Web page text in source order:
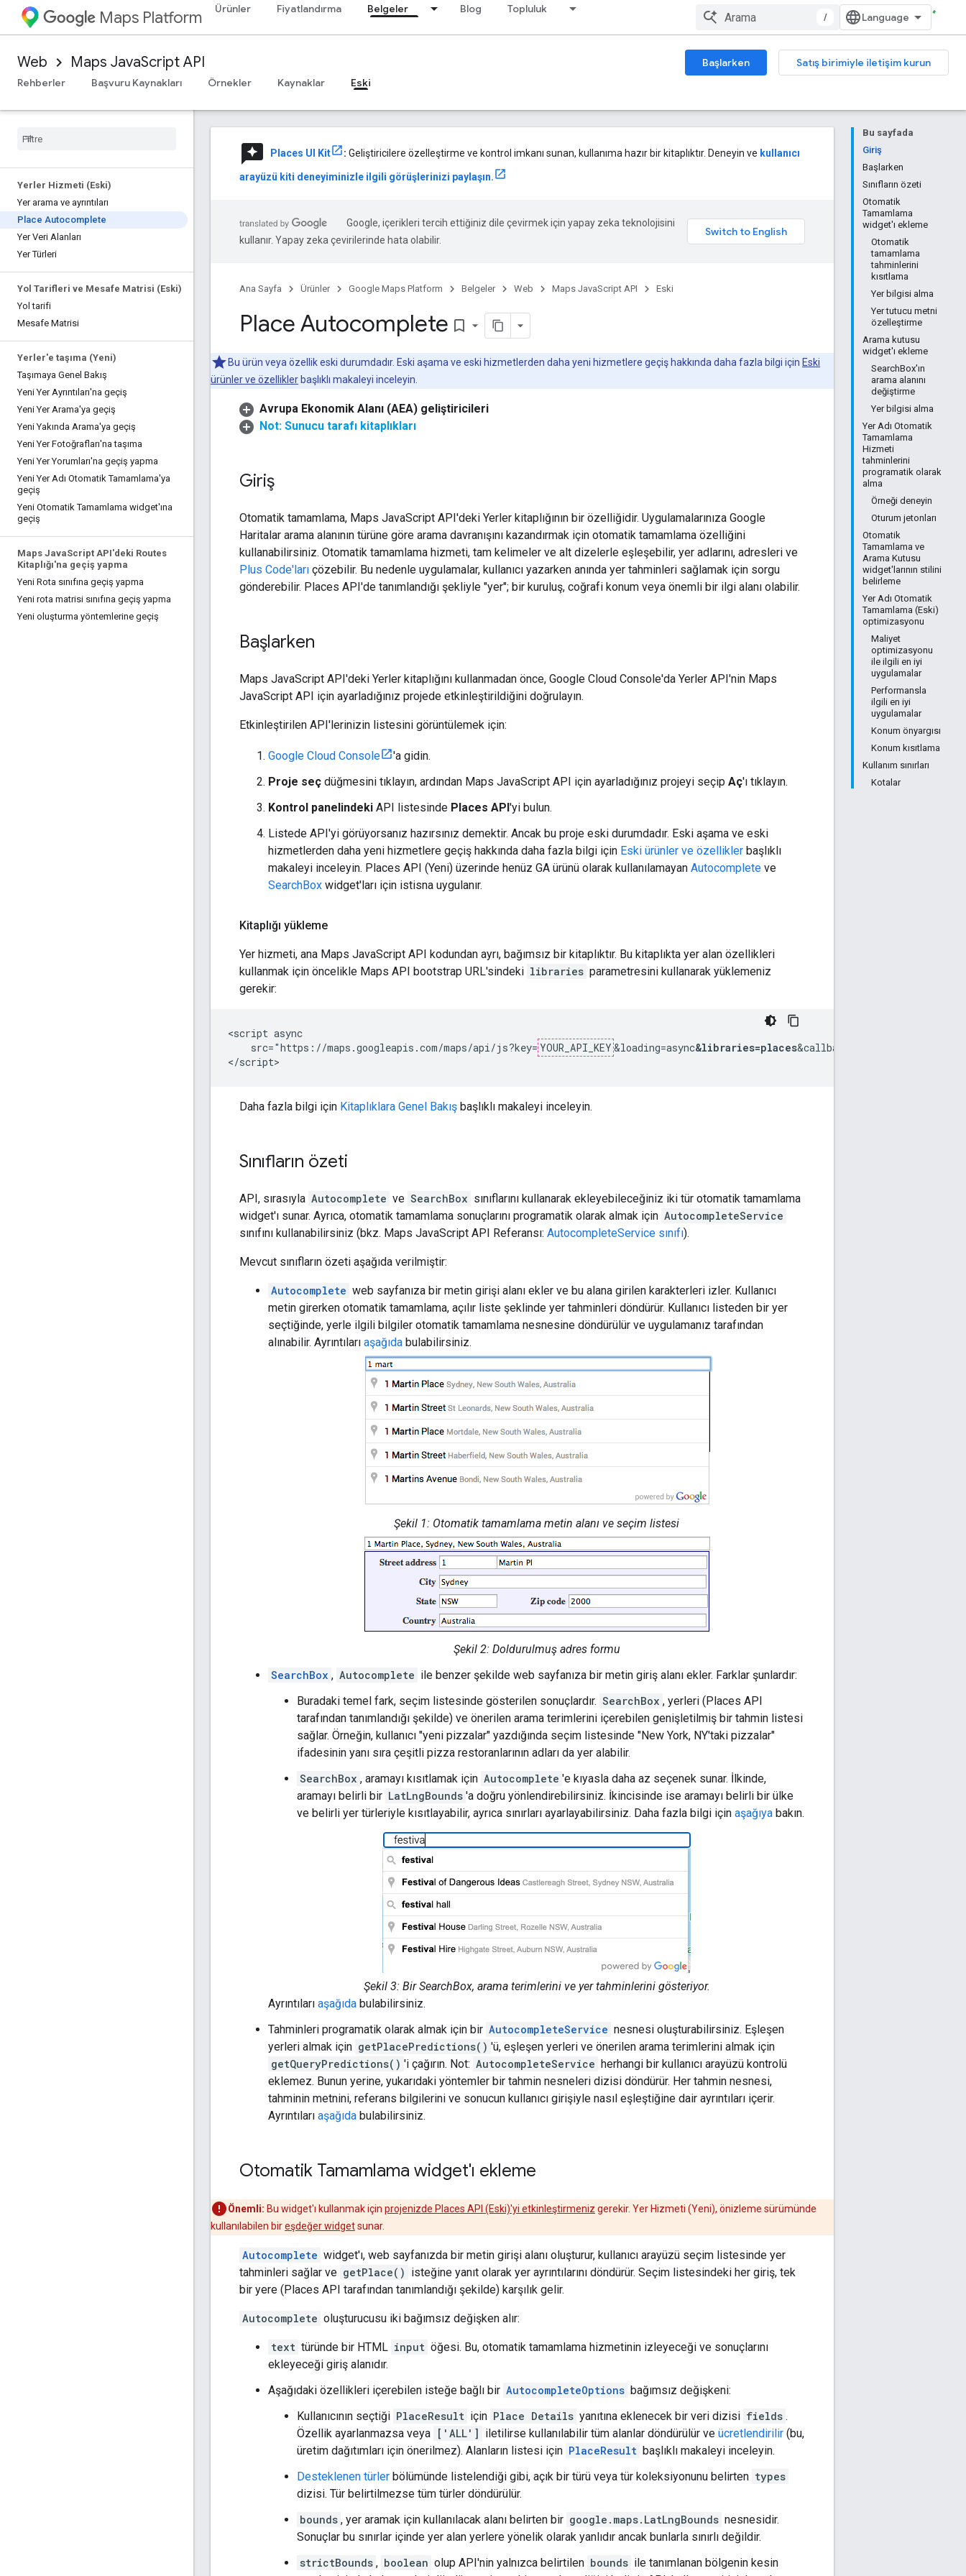
Maps Platform Ürünler Fiyatlandırma Belgeler Blog Topluluk
/
Web Maps JavaScript API Başlarken
Satış birimiyle iletişim kurun
Rehberler
Başvuru Kaynakları Örnekler Kaynaklar Eski
Yerler Hizmeti (Eski)
Yer arama ve ayrıntıları
Place Autocomplete
Yer Veri Alanları
Yer Türleri
Yol Tarifleri ve Mesafe Matrisi (Eski)
Yol tarifi
Mesafe Matrisi
Yerler'e taşıma (Yeni)
Taşımaya Genel Bakış
Yeni Yer Ayrıntıları'na geçiş
Yeni Yer Arama'ya geçiş
Yeni Yakında Arama'ya geçiş
Yeni Yer Fotoğrafları'na taşıma
Yeni Yer Yorumları'na geçiş yapma
Yeni Yer Adı Otomatik Tamamlama'ya
geçiş
Yeni Otomatik Tamamlama widget'ına
geçiş
Maps JavaScript API'deki Routes
Kitaplığı'na geçiş yapma
Yeni Rota sınıfına geçiş yapma
Yeni rota matrisi sınıfına geçiş yapma
Yeni oluşturma yöntemlerine geçiş
Bu sayfada
Giriş
Başlarken
Sınıfların özeti
Otomatik
Tamamlama
widget'ı ekleme
Otomatik
tamamlama
tahminlerini
kısıtlama
Yer bilgisi alma
Yer tutucu metni
özelleştirme
Arama kutusu
widget'ı ekleme
SearchBox'ın
arama alanını
değiştirme
Yer bilgisi alma
Yer Adı Otomatik
Tamamlama
Hizmeti
tahminlerini
programatik olarak
alma
Örneği deneyin
Oturum jetonları
Otomatik
Tamamlama ve
Arama Kutusu
widget'larının stilini
belirleme
Yer Adı Otomatik
Tamamlama (Eski)
optimizasyonu
Maliyet
optimizasyonu
ile ilgili en iyi
uygulamalar
Performansla
ilgili en iyi
uygulamalar
Konum önyargısı
Konum kısıtlama
Kullanım sınırları
Kotalar
reviews Places UI Kit : Geliştiricilere özelleştirme ve kontrol imkanı sunan, kullanıma hazır bir kitaplıktır. Deneyin ve kullanıcı
arayüzü kiti deneyiminizle ilgili görüşlerinizi paylaşın.
Google, içerikleri tercih ettiğiniz dile çevirmek için yapay zeka teknolojisini
kullanır. Yapay zeka çevirilerinde hata olabilir.
Ana Sayfa Ürünler Google Maps Platform Belgeler Web Maps JavaScript API Eski
Place Autocomplete bookmark_border
Bu ürün veya özellik eski durumdadır. Eski aşama ve eski hizmetlerden daha yeni hizmetlere geçiş hakkında daha fazla bilgi için Eski
ürünler ve özellikler başlıklı makaleyi inceleyin.
Avrupa Ekonomik Alanı (AEA) geliştiricileri
Not: Sunucu tarafı kitaplıkları
Giriş
Otomatik tamamlama, Maps JavaScript API'deki Yerler kitaplığının bir özelliğidir. Uygulamalarınıza Google
Haritalar arama alanının türüne göre arama davranışını kazandırmak için otomatik tamamlama özelliğini
kullanabilirsiniz. Otomatik tamamlama hizmeti, tam kelimeler ve alt dizelerle eşleşebilir, yer adlarını, adresleri ve
Plus Code'ları çözebilir. Bu nedenle uygulamalar, kullanıcı yazarken anında yer tahminleri sağlamak için sorgu
gönderebilir. Places API'de tanımlandığı şekliyle "yer"; bir kuruluş, coğrafi konum veya önemli bir ilgi alanı olabilir.
Başlarken
Maps JavaScript API'deki Yerler kitaplığını kullanmadan önce, Google Cloud Console'da Yerler API'nin Maps
JavaScript API için ayarladığınız projede etkinleştirildiğini doğrulayın.
Etkinleştirilen API'lerinizin listesini görüntülemek için:
Google Cloud Console
'a gidin.
Proje seç düğmesini tıklayın, ardından Maps JavaScript API için ayarladığınız projeyi seçip Aç'ı tıklayın.
Kontrol panelindeki API listesinde Places API'yi bulun.
Listede API'yi görüyorsanız hazırsınız demektir. Ancak bu proje eski durumdadır. Eski aşama ve eski
hizmetlerden daha yeni hizmetlere geçiş hakkında daha fazla bilgi için Eski ürünler ve özellikler başlıklı
makaleyi inceleyin. Places API (Yeni) üzerinde henüz GA ürünü olarak kullanılamayan Autocomplete ve
SearchBox widget'ları için istisna uygulanır.
Kitaplığı yükleme
Yer hizmeti, ana Maps JavaScript API kodundan ayrı, bağımsız bir kitaplıktır. Bu kitaplıkta yer alan özellikleri
kullanmak için öncelikle Maps API bootstrap URL'sindeki libraries parametresini kullanarak yüklemeniz
gerekir:
<script async
    src="https://maps.googleapis.com/maps/api/js?key=
YOUR_API_KEY &loading=async&libraries=places&callback=initMap">
</script>
Daha fazla bilgi için Kitaplıklara Genel Bakış başlıklı makaleyi inceleyin.
Sınıfların özeti
API, sırasıyla Autocomplete ve SearchBox sınıflarını kullanarak ekleyebileceğiniz iki tür otomatik tamamlama
widget'ı sunar. Ayrıca, otomatik tamamlama sonuçlarını programatik olarak almak için AutocompleteService
sınıfını kullanabilirsiniz (bkz. Maps JavaScript API Referansı: AutocompleteService sınıfı).
Mevcut sınıfların özeti aşağıda verilmiştir:
Autocomplete web sayfanıza bir metin girişi alanı ekler ve bu alana girilen karakterleri izler. Kullanıcı
metin girerken otomatik tamamlama, açılır liste şeklinde yer tahminleri döndürür. Kullanıcı listeden bir yer
seçtiğinde, yerle ilgili bilgiler otomatik tamamlama nesnesine döndürülür ve uygulamanız tarafından
alınabilir. Ayrıntıları aşağıda bulabilirsiniz.
Şekil 1: Otomatik tamamlama metin alanı ve seçim listesi
Şekil 2: Doldurulmuş adres formu
SearchBox , Autocomplete ile benzer şekilde web sayfanıza bir metin giriş alanı ekler. Farklar şunlardır:
Buradaki temel fark, seçim listesinde gösterilen sonuçlardır. SearchBox , yerleri (Places API
tarafından tanımlandığı şekilde) ve önerilen arama terimlerini içerebilen genişletilmiş bir tahmin listesi
sağlar. Örneğin, kullanıcı "yeni pizzalar" yazdığında seçim listesinde "New York, NY'taki pizzalar"
ifadesinin yanı sıra çeşitli pizza restoranlarının adları da yer alabilir.
SearchBox , aramayı kısıtlamak için Autocomplete 'e kıyasla daha az seçenek sunar. İlkinde,
aramayı belirli bir LatLngBounds 'a doğru yönlendirebilirsiniz. İkincisinde ise aramayı belirli bir ülke
ve belirli yer türleriyle kısıtlayabilir, ayrıca sınırları ayarlayabilirsiniz. Daha fazla bilgi için aşağıya bakın.
Şekil 3: Bir SearchBox, arama terimlerini ve yer tahminlerini gösteriyor.
Ayrıntıları aşağıda bulabilirsiniz.
Tahminleri programatik olarak almak için bir AutocompleteService nesnesi oluşturabilirsiniz. Eşleşen
yerleri almak için getPlacePredictions() 'ü, eşleşen yerleri ve önerilen arama terimlerini almak için
getQueryPredictions() 'i çağırın. Not: AutocompleteService herhangi bir kullanıcı arayüzü kontrolü
eklemez. Bunun yerine, yukarıdaki yöntemler bir tahmin nesneleri dizisi döndürür. Her tahmin nesnesi,
tahminin metnini, referans bilgilerini ve sonucun kullanıcı girişiyle nasıl eşleştiğine dair ayrıntıları içerir.
Ayrıntıları aşağıda bulabilirsiniz.
Otomatik Tamamlama widget'ı ekleme
Önemli: Bu widget'ı kullanmak için projenizde Places API (Eski)'yi etkinleştirmeniz gerekir. Yer Hizmeti (Yeni), önizleme sürümünde
kullanılabilen bireşdeğer widgetsunar.
Autocomplete widget'ı, web sayfanızda bir metin girişi alanı oluşturur, kullanıcı arayüzü seçim listesinde yer
tahminleri sağlar ve getPlace() isteğine yanıt olarak yer ayrıntılarını döndürür. Seçim listesindeki her giriş, tek
bir yere (Places API tarafından tanımlandığı şekilde) karşılık gelir.
Autocomplete oluşturucusu iki bağımsız değişken alır:
text türünde bir HTML input öğesi. Bu, otomatik tamamlama hizmetinin izleyeceği ve sonuçlarını
ekleyeceği giriş alanıdır.
Aşağıdaki özellikleri içerebilen isteğe bağlı bir AutocompleteOptions bağımsız değişkeni:
Kullanıcının seçtiği PlaceResult için Place Details yanıtına eklenecek bir veri dizisi fields .
Özellik ayarlanmazsa veya ['ALL'] iletilirse kullanılabilir tüm alanlar döndürülür ve ücretlendirilir (bu,
üretim dağıtımları için önerilmez). Alanların listesi için PlaceResult başlıklı makaleyi inceleyin.
Desteklenen türler bölümünde listelendiği gibi, açık bir türü veya tür koleksiyonunu belirten types
dizisi. Tür belirtilmezse tüm türler döndürülür.
bounds , yer aramak için kullanılacak alanı belirten bir google.maps.LatLngBounds nesnesidir.
Sonuçlar bu sınırlar içinde yer alan yerlere yönelik olarak yanlıdır ancak bunlarla sınırlı değildir.
strictBounds , boolean olup API'nin yalnızca belirtilen bounds ile tanımlanan bölgenin kesin